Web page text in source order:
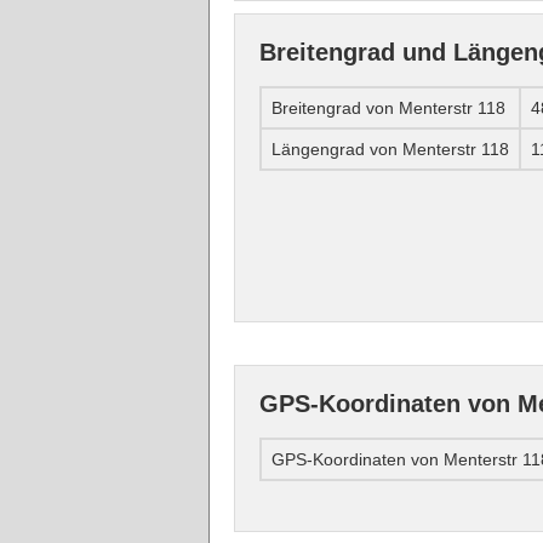
Breitengrad und
Breitengrad von Menterstr 118
Längengrad von Menterstr 118
GPS-Koordinaten von
GPS-Koordinaten von Menterstr